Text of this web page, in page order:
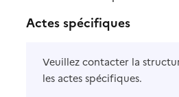
Actes spécifiques
Veuillez contacter la
les actes spécifiques.